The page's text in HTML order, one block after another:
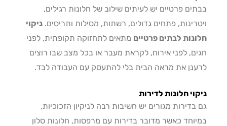
פרטיים יש לעיתים שילוב של חלונות רגילים,
פתחים גדולים, רשתות, מסילות ותריסים.ניקוי
לבתים פרטייםמתאים לתחזוקה תקופתית, לפני
לפני אירוח, לקראת מעבר או בכל מצב שבו רוצים
את מראה הבית בלי להתעסק עם העבודה לבד.
חלונות לדירות
מגורים יש חשיבות רבה לניקיון הזכוכיות,
כאשר מדובר בדירות עם מרפסות, חלונות סלון